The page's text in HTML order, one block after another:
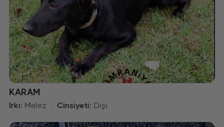
KARAM
Irkı: Melez Cinsiyeti: Dişi